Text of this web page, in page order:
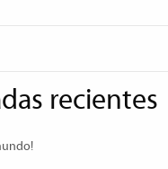
recientes